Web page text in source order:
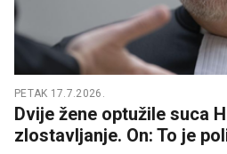
PETAK 17.7.2026.
Dvije žene optužile suca
zlostavljanje. On: To je